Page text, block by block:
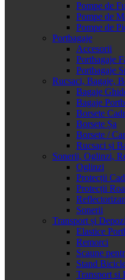
Pompe de
Pompe de
Pompe de
Portbagaje
Accesorii
Portbagaje
Portbagaje
Rucsaci, Bagaje,
Bagaje
Bagaje
Borsete
Borsete Șa
Borsete /
Rucsaci și
Sonerii, Oglinzi,
Oglinzi
Protecții
Protecții
Sonerii
Transport și
Elastice
Remorci
Scaune
Stand
Transport si